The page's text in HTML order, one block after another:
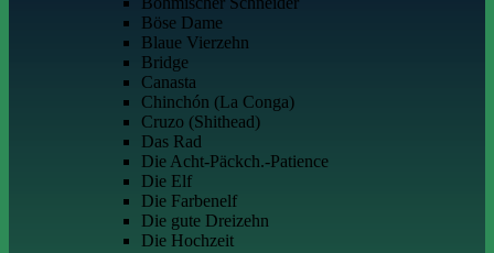
Böse Dame
Blaue Vierzehn
Bridge
Canasta
Chinchón (La Conga)
Cruzo (Shithead)
Das Rad
Die Acht-Päckch.-Patience
Die Elf
Die Farbenelf
Die gute Dreizehn
Die Hochzeit